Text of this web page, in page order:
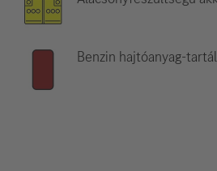
Benzin hajtóanyag-